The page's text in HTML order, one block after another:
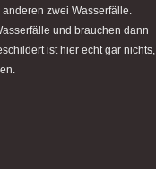
zwei Wasserfälle.
und brauchen dann
ist hier echt gar nichts,